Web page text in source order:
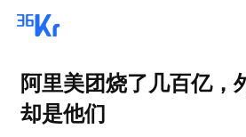
阿里美团烧了几百亿，
却是他们